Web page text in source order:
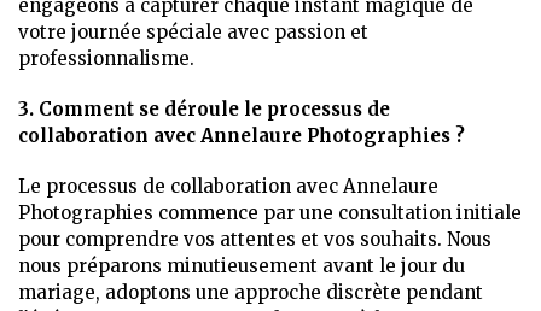
engageons à capturer chaque instant magique de
votre journée spéciale avec passion et
professionnalisme.
3. Comment se déroule le processus de
collaboration avec Annelaure Photographies ?
Le processus de collaboration avec Annelaure
Photographies commence par une consultation initiale
pour comprendre vos attentes et vos souhaits. Nous
nous préparons minutieusement avant le jour du
mariage, adoptons une approche discrète pendant